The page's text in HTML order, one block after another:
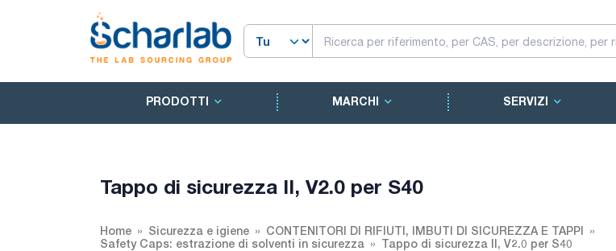
PRODOTTI MARCHI SERVIZI
Tappo di sicurezza II, V2.0 per S40
Home Sicurezza e igiene
CONTENITORI DI RIFIUTI, IMBUTI DI SICUREZZA E TAPPI
Safety Caps: estrazione di solventi in sicurezza
Tappo di sicurezza II, V2.0 per S40